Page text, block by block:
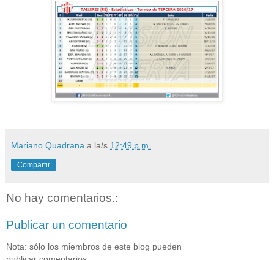
Mariano Quadrana a la/s 12:49 p.m.
Compartir
No hay comentarios.:
Publicar un comentario
Nota: sólo los miembros de este blog pueden